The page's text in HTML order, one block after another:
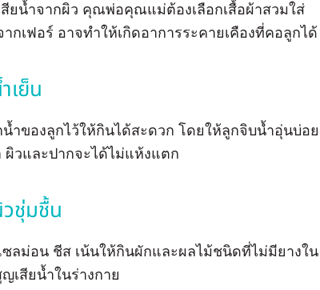
ยน้ำจากผิว คุณพ่อคุณแม่ต้องเลือกเสื้อผ้าสวมใส่
กเฟอร์ อาจทำให้เกิดอาการระคายเคืองที่คอลูกได้
เย็น
น้ำของลูกไว้ให้กินได้สะดวก โดยให้ลูกจิบน้ำอุ่นบ่อย
ผิวและปากจะได้ไม่แห้งแตก
ชุ่มชื้น
ลม่อน ชีส เน้นให้กินผักและผลไม้ชนิดที่ไม่มียางใน
เสียน้ำในร่างกาย